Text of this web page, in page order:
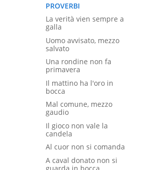
PROVERBI
La verità vien sempre a
galla
Uomo avvisato, mezzo
salvato
Una rondine non fa
primavera
Il mattino ha l'oro in
bocca
Mal comune, mezzo
gaudio
Il gioco non vale la
candela
Al cuor non si comanda
A caval donato non si